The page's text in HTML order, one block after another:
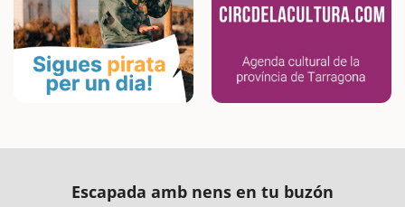
Escapada amb nens en tu buzón